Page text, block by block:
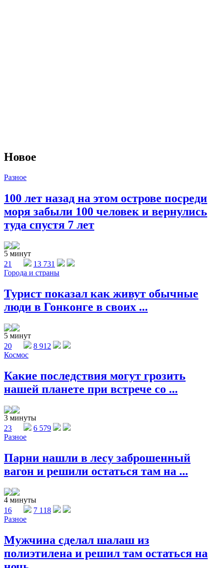
Новое
Разное
100 лет назад на этом острове посреди
моря забыли 100 человек и вернулись
туда спустя 7 лет
5 минут
21
13 731
Города и страны
Турист показал как живут обычные
люди в Гонконге в своих ...
5 минут
20
8 912
Космос
Какие последствия могут грозить
нашей планете при встрече со ...
3 минуты
23
6 579
Разное
Парни нашли в лесу заброшенный
вагон и решили остаться там на ...
4 минуты
16
7 118
Разное
Мужчина сделал шалаш из
полиэтилена и решил там остаться на